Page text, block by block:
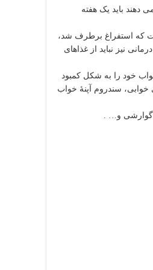
دهند باید یک هفته
است، باید به او سرم خوراکی (محلول او ار اس) یا دوغ داده شود و بعد از ۴۸ ساعت که استفراغ برطرف شد،
نیز نباید از غذاهای
نتایج مشکلات خواب خود را به شکل کمبود
مشکلات خواب شان (بی خوابی، سندروم آپنۀ خواب
گوارشی و… .